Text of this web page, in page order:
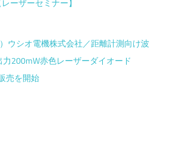
ーザーセミナー】
ウシオ電機株式会社／距離計測向け波
200mW赤色レーザーダイオード
売を開始